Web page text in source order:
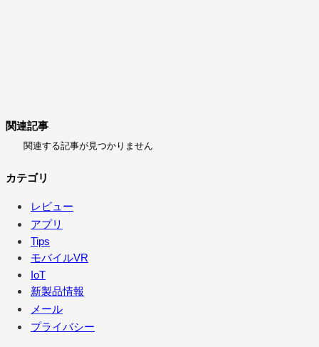
関連記事
関連する記事が見つかりません
カテゴリ
レビュー
アプリ
Tips
モバイルVR
IoT
新製品情報
メール
プライバシー